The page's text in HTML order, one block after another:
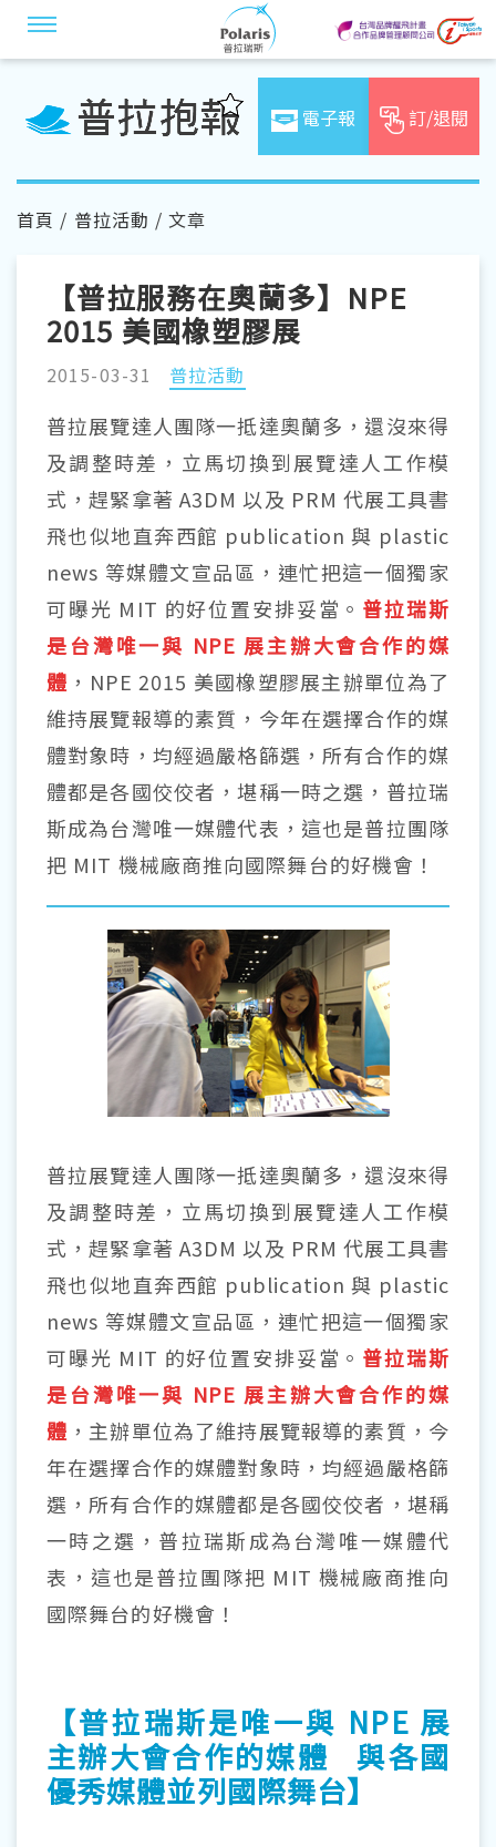
電子報 訂/退閱
首頁 / 普拉活動 / 文章
【普拉服務在奧蘭多】NPE
2015 美國橡塑膠展
2015-03-31 普拉活動
普拉展覽達人團隊一抵達奧蘭多，還沒來得
及調整時差，立馬切換到展覽達人工作模
式，趕緊拿著 A3DM 以及 PRM 代展工具書
飛也似地直奔西館 publication 與 plastic
news 等媒體文宣品區，連忙把這一個獨家
可曝光 MIT 的好位置安排妥當。 普拉瑞斯
是台灣唯一與 NPE 展主辦大會合作的媒
體 ，NPE 2015 美國橡塑膠展主辦單位為了
維持展覽報導的素質，今年在選擇合作的媒
體對象時，均經過嚴格篩選，所有合作的媒
體都是各國佼佼者，堪稱一時之選，普拉瑞
斯成為台灣唯一媒體代表，這也是普拉團隊
把 MIT 機械廠商推向國際舞台的好機會！
普拉展覽達人團隊一抵達奧蘭多，還沒來得
及調整時差，立馬切換到展覽達人工作模
式，趕緊拿著 A3DM 以及 PRM 代展工具書
飛也似地直奔西館 publication 與 plastic
news 等媒體文宣品區，連忙把這一個獨家
可曝光 MIT 的好位置安排妥當。 普拉瑞斯
是台灣唯一與 NPE 展主辦大會合作的媒
體 ，主辦單位為了維持展覽報導的素質，今
年在選擇合作的媒體對象時，均經過嚴格篩
選，所有合作的媒體都是各國佼佼者，堪稱
一時之選，普拉瑞斯成為台灣唯一媒體代
表，這也是普拉團隊把 MIT 機械廠商推向
國際舞台的好機會！
【普拉瑞斯是唯一與 NPE 展
主辦大會合作的媒體 與各國
優秀媒體並列國際舞台】